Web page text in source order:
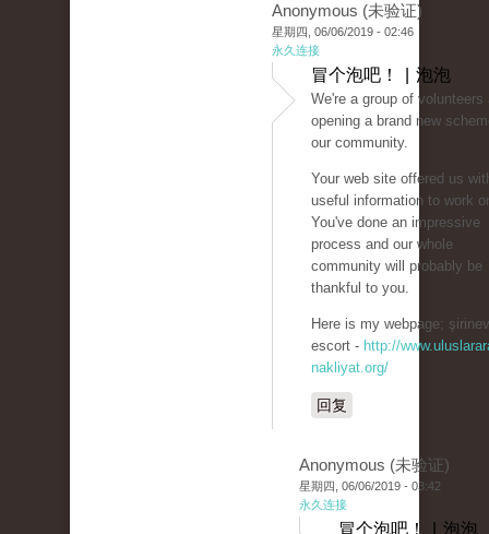
Anonymous (未验证)
星期四, 06/06/2019 - 02:46
永久连接
冒个泡吧！ | 泡泡
We're a group of volunteers
opening a brand new
our community.
Your web site offered us
useful information to work
You've done an impressive
process and our whole
community will probably be
thankful to you.
Here is my webpage;
escort - http://
nakliyat.org/
回复
Anonymous (未验证)
星期四, 06/06/2019 - 03:42
永久连接
冒个泡吧！ | 泡泡